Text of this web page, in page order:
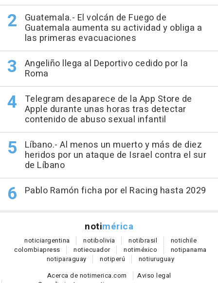
Guatemala.- El volcán de Fuego de
Guatemala aumenta su actividad y obliga a
las primeras evacuaciones
Angeliño llega al Deportivo cedido por la
Roma
Telegram desaparece de la App Store de
Apple durante unas horas tras detectar
contenido de abuso sexual infantil
Líbano.- Al menos un muerto y más de diez
heridos por un ataque de Israel contra el sur
de Líbano
Pablo Ramón ficha por el Racing hasta 2029
notimérica
noticiargentina notibolivia notibrasil notichile
colombiapress notiecuador notiméxico notipanama
notiparaguay notiperú notiuruguay
Acerca de notimerica.com
Aviso legal